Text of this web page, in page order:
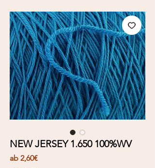
NEW JERSEY 1.650 100%WV
ab 2,60€Sale-